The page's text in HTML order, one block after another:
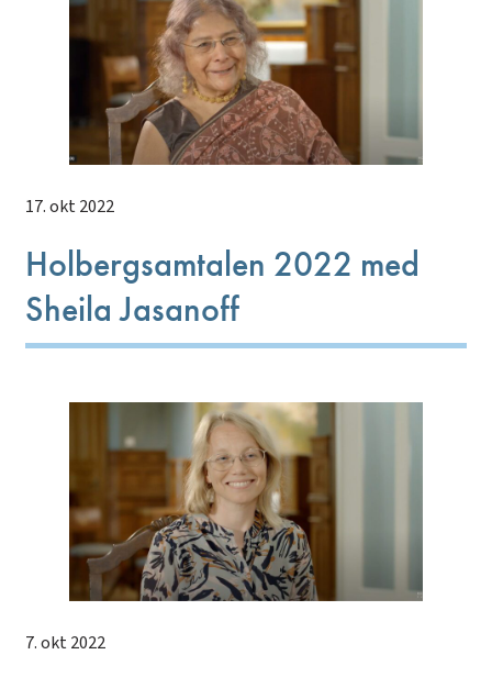
17. okt 2022
Holbergsamtalen 2022 med
Sheila Jasanoff
7. okt 2022